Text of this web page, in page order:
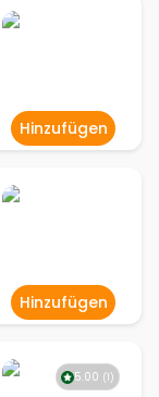
Hinzufügen
Hinzufügen
5.00 (1 )